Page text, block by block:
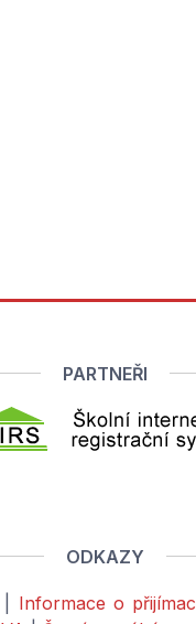
PARTNEŘI
ODKAZY
Informace o